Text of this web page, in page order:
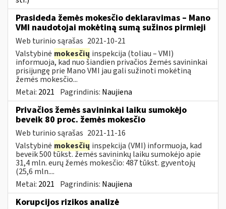
Prasideda žemės mokesčio deklaravimas – Mano
VMI naudotojai mokėtiną sumą sužinos pirmieji
Web turinio sąrašas 2021-10-21
Valstybinė mokesčių inspekcija (toliau – VMI)
informuoja, kad nuo šiandien privačios žemės savininkai
prisijungę prie Mano VMI jau gali sužinoti mokėtiną
žemės mokesčio...
Metai: 2021 Pagrindinis: Naujiena
Privačios žemės savininkai laiku sumokėjo
beveik 80 proc. žemės mokesčio
Web turinio sąrašas 2021-11-16
Valstybinė mokesčių inspekcija (VMI) informuoja, kad
beveik 500 tūkst. žemės savininkų laiku sumokėjo apie
31,4 mln. eurų žemės mokesčio: 487 tūkst. gyventojų
(25,6 mln....
Metai: 2021 Pagrindinis: Naujiena
Korupcijos rizikos analizė